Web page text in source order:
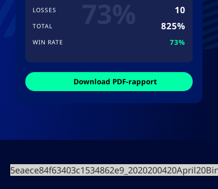
LOSSES 10
TOTAL 825%
WIN RATE 73%
Download PDF-rapport